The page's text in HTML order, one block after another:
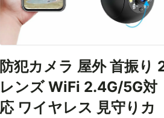
防犯カメラ 屋外 首振り
レンズ WiFi 2.4G/5G対
応 ワイヤレス 見守りカ